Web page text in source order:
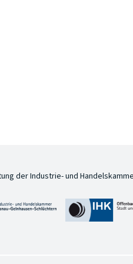
der Industrie- und